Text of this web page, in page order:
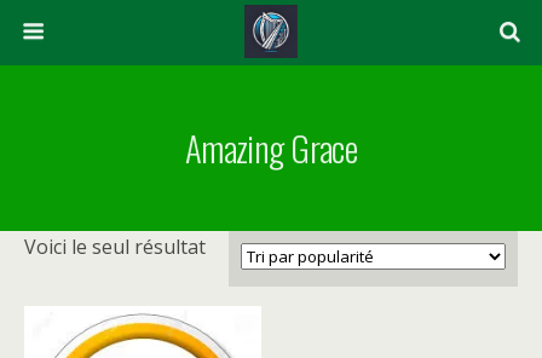
Amazing Grace
Voici le seul résultat